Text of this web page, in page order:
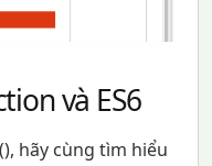
và ES6
hãy cùng tìm hiểu